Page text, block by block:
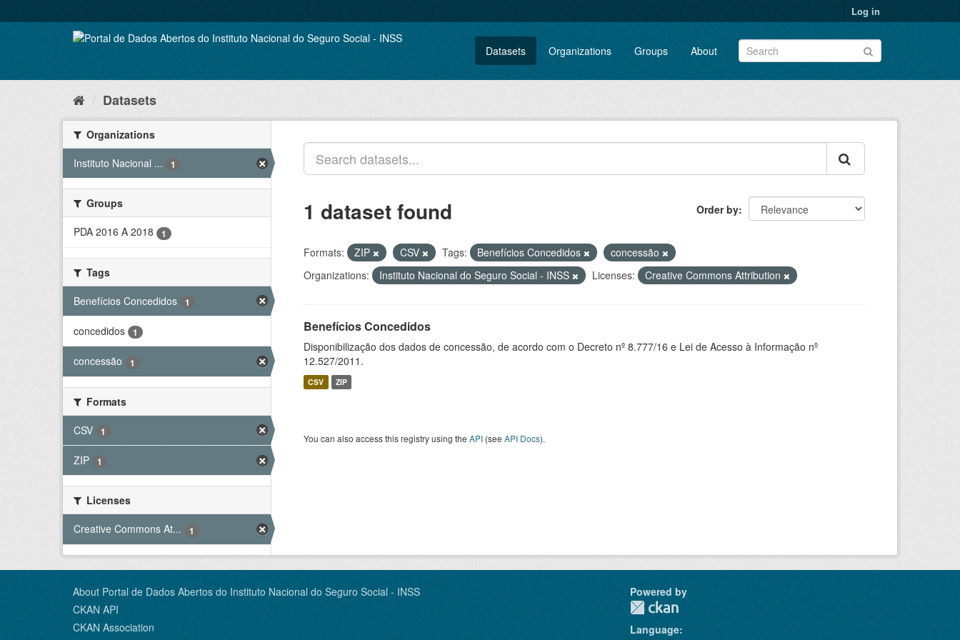
to
Log in
Datasets Organizations Groups About
Datasets
Organizations
Instituto Nacional ...
1
Groups
PDA 2016 A 2018
1
Tags
Benefícios Concedidos
1
concedidos 1
concessão 1
Formats
CSV
1
ZIP 1
Licenses
Creative Commons At...
1
Order by
1 dataset found
Formats: ZIP CSV Tags: Benefícios Concedidos
concessão
Organizations:
Instituto Nacional do Seguro Social - INSS Licenses: Creative Commons Attribution
Benefícios Concedidos
Disponibilização dos dados de concessão, de acordo com o Decreto nº 8.777/16 e Lei de Acesso à Informação nº
12.527/2011.
CSV ZIP
You can also access this registry using the API (see API Docs).
About Portal de Dados Abertos do Instituto Nacional do Seguro Social - INSS
CKAN API
CKAN Association
Powered by
Language